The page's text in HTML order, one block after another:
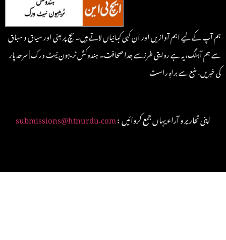
ہم آپ کے لیے اہم آوازیں اور ان کہی کہانیاں لاتے ہیں۔ سچ پر مبنی اور سیاق و سباق
سے ہم آہنگ، یہ ہے روایتی طرزسے جدا صحافت۔ ہندوکش ٹریبون نیٹ ورک | سرحد پار
کی خبریں، منبع سے براہِ راست
submissions@htnurdu.com : اپنی تحاریر و آراء یہاں جمع کروائیں